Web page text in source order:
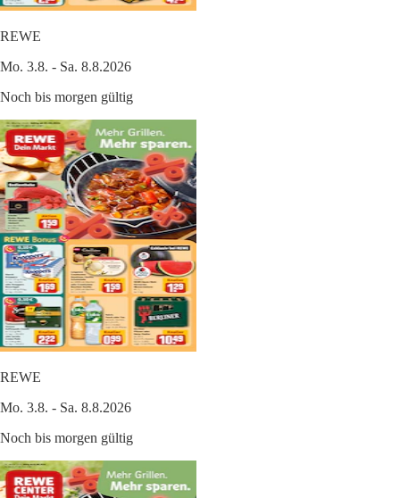
REWE
Mo. 3.8. - Sa. 8.8.2026
Noch bis morgen gültig
REWE
Mo. 3.8. - Sa. 8.8.2026
Noch bis morgen gültig